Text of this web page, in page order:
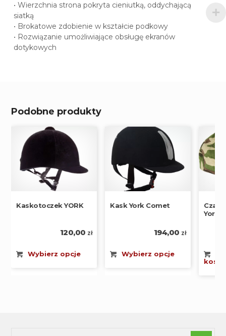
• Wierzchnia strona pokryta cieniutką, oddychającą
siatką
• Brokatowe zdobienie w kształcie podkowy
• Rozwiązanie umożliwiające obsługę ekranów
dotykowych
Podobne produkty
Kaskotoczek YORK
120,00 zł
Wybierz opcje
Kask York Comet
194,00 zł
Wybierz opcje
York